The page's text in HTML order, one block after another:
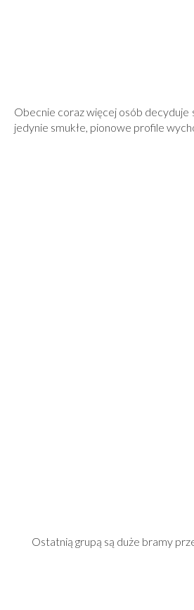
Obecnie coraz więcej osób decyduje
jedynie smukłe, pionowe profile
Ostatnią grupą są duże bramy